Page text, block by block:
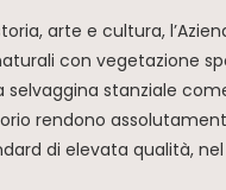
arte e cultura,
con vegetazione
stanziale
rendono
di elevata qualità,